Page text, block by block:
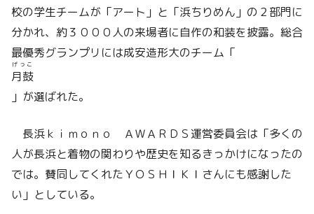
校の学生チームが「アート」と「浜ちりめん」の２部門に
分かれ、約３０００人の来場者に自作の和装を披露。総合
最優秀グランプリには成安造形大のチーム「
月鼓
げっこ
」が選ばれた。
長浜ｋｉｍｏｎｏ ＡＷＡＲＤＳ運営委員会は「多くの
人が長浜と着物の関わりや歴史を知るきっかけになったの
では。賛同してくれたＹＯＳＨＩＫＩさんにも感謝した
い」としている。